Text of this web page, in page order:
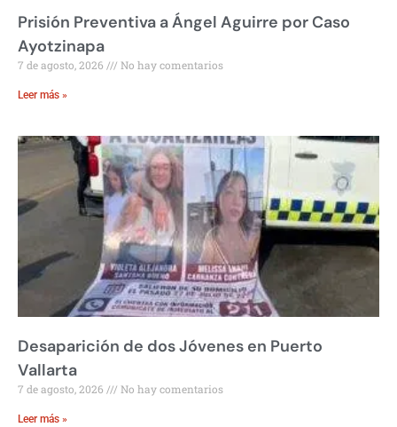
Prisión Preventiva a Ángel Aguirre por Caso
Ayotzinapa
7 de agosto, 2026 No hay comentarios
Leer más »
Desaparición de dos Jóvenes en Puerto
Vallarta
7 de agosto, 2026 No hay comentarios
Leer más »